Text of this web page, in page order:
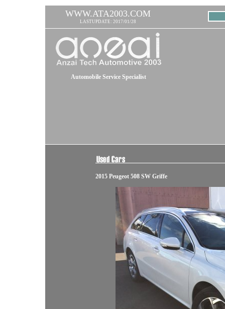
WWW.ATA2003.COM
LASTUPDATE: 2017/01/28
Automobile Service Specialist
2015 Peugeot 508 SW Griffe